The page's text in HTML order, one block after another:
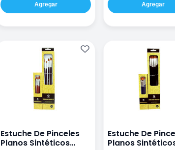
Agregar Agregar
Estuche De Pinceles
Planos Sintéticos
Estuche De
Planos